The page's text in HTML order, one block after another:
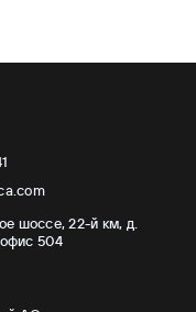
шоссе, 22-й км, д.
504